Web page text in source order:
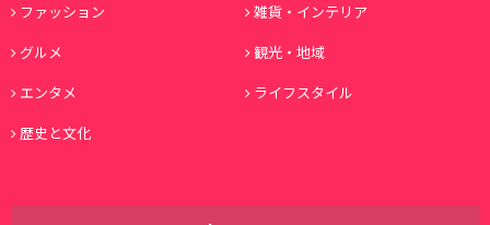
ファッション
雑貨・インテリア
グルメ
観光・地域
エンタメ
ライフスタイル
歴史と文化